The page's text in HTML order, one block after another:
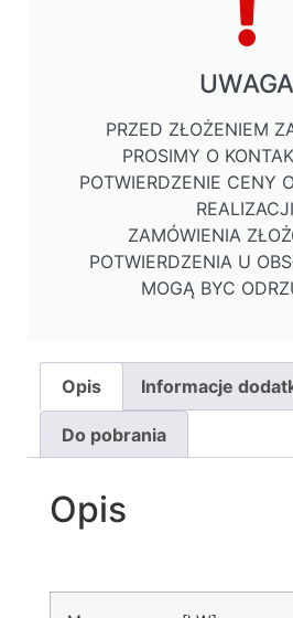
UWAGA
PRZED ZŁOŻENIEM
PROSIMY O
POTWIERDZENIE CENY
ZAMÓWIENIA
POTWIERDZENIA U
MOGĄ BYC
Opis Informacje
Do pobrania
Opis